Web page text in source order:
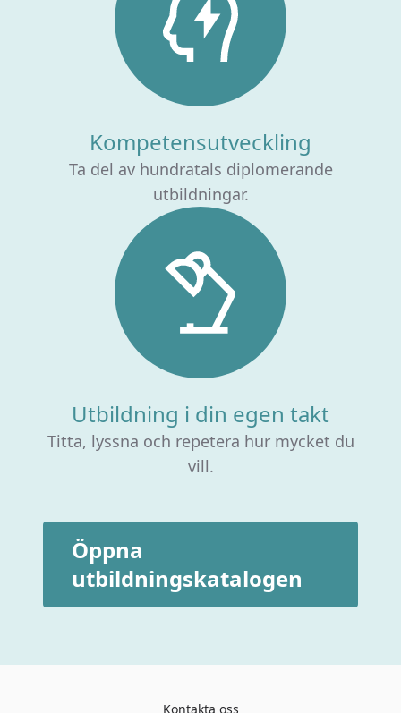
Kompetensutveckling
Ta del av hundratals diplomerande
utbildningar.
Utbildning i din egen takt
Titta, lyssna och repetera hur mycket du
vill.
Öppna
utbildningskatalogen
Kontakta oss